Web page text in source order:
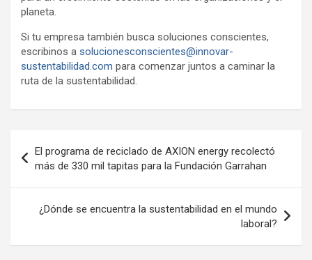
planeta.
Si tu empresa también busca soluciones conscientes,
escribinos a solucionesconscientes@innovar-
sustentabilidad.com para comenzar juntos a caminar la
ruta de la sustentabilidad.
de
entradas
El programa de reciclado de AXION energy recolectó
más de 330 mil tapitas para la Fundación Garrahan
¿Dónde se encuentra la sustentabilidad en el mundo
laboral?